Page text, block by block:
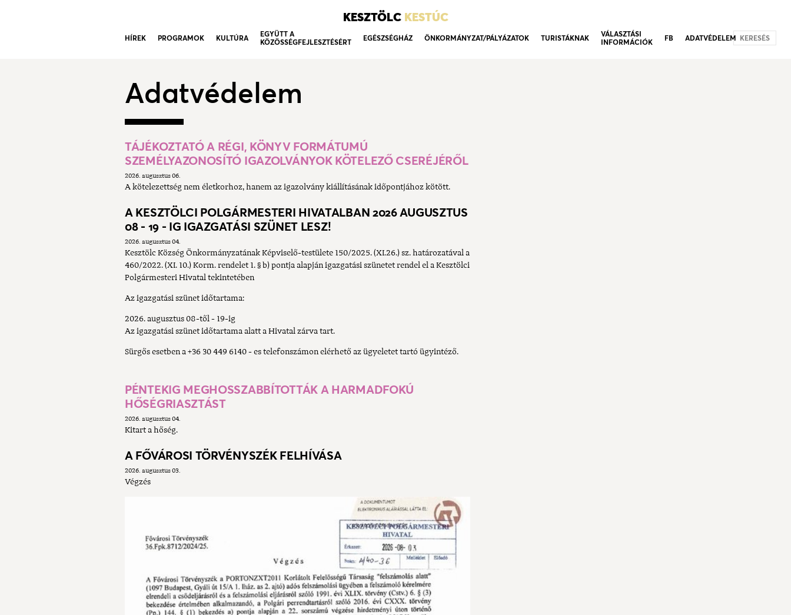
KESZTÖLC KESTÚC
HÍREK PROGRAMOK KULTÚRA
EGYÜTT A
KÖZÖSSÉGFEJLESZTÉSÉRT
EGÉSZSÉGHÁZ ÖNKORMÁNYZAT/PÁLYÁZATOK TURISTÁKNAK
VÁLASZTÁSI
INFORMÁCIÓK
FB ADATVÉDELEM KERESÉS
Adatvédelem
TÁJÉKOZTATÓ A RÉGI, KÖNYV FORMÁTUMÚ
SZEMÉLYAZONOSÍTÓ IGAZOLVÁNYOK KÖTELEZŐ CSERÉJÉRŐL
2026. augusztus 06.
A kötelezettség nem életkorhoz, hanem az igazolvány kiállításának időpontjához kötött.
A KESZTÖLCI POLGÁRMESTERI HIVATALBAN 2026 AUGUSZTUS
08 - 19 - IG IGAZGATÁSI SZÜNET LESZ!
2026. augusztus 04.
Kesztölc Község Önkormányzatának Képviselő-testülete 150/2025. (XI.26.) sz. határozatával a
460/2022. (XI. 10.) Korm. rendelet 1. § b) pontja alapján igazgatási szünetet rendel el a Kesztölci
Polgármesteri Hivatal tekintetében
Az igazgatási szünet időtartama:
2026. augusztus 08-től - 19-ig
Az igazgatási szünet időtartama alatt a Hivatal zárva tart.
Sürgős esetben a +36 30 449 6140 - es telefonszámon elérhető az ügyeletet tartó ügyintéző.
PÉNTEKIG MEGHOSSZABBÍTOTTÁK A HARMADFOKÚ
HŐSÉGRIASZTÁST
2026. augusztus 04.
Kitart a hőség.
A FŐVÁROSI TÖRVÉNYSZÉK FELHÍVÁSA
2026. augusztus 03.
Végzés